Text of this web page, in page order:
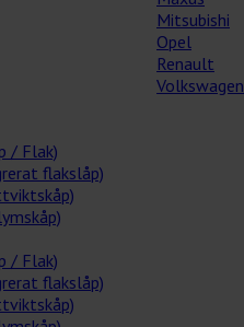
Mitsubishi
Opel
Renault
Volkswagen
/ Flak)
flakslåp)
/ Flak)
flakslåp)